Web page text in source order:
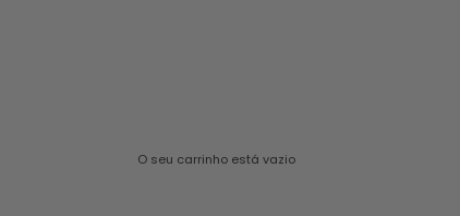
O seu carrinho está vazio